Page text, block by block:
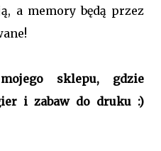
a memory będą przez
sklepu, gdzie
i zabaw do druku :)